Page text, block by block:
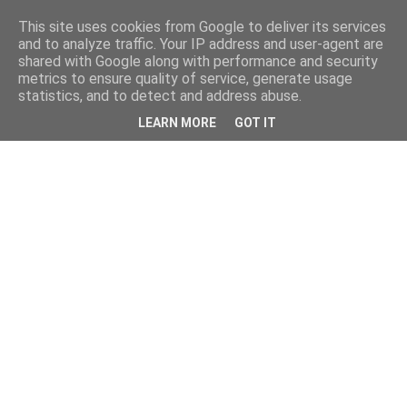
This site uses cookies from Google to deliver its services
and to analyze traffic. Your IP address and user-agent are
shared with Google along with performance and security
metrics to ensure quality of service, generate usage
statistics, and to detect and address abuse.
LEARN MORE GOT IT